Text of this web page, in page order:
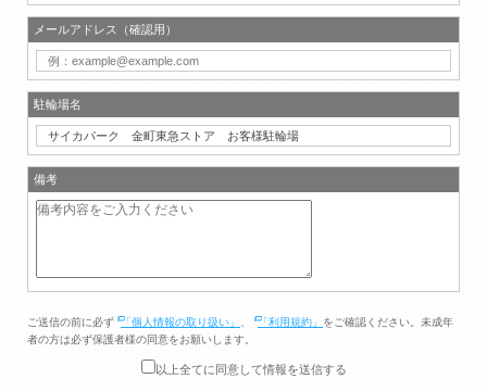
メールアドレス（確認用）
駐輪場名
備考
ご送信の前に必ず 「個人情報の取り扱い」 「利用規約」 をご確認ください。未成年
者の方は必ず保護者様の同意をお願いします。
以上全てに同意して情報を送信する